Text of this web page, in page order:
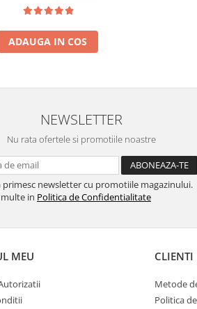
ADAUGA IN COS
NEWSLETTER
Nu rata ofertele si promotiile noastre
primesc newsletter cu promotiile magazinului.
in Politica de Confidentialitate
MEU CLIENTI
Metode
Politica